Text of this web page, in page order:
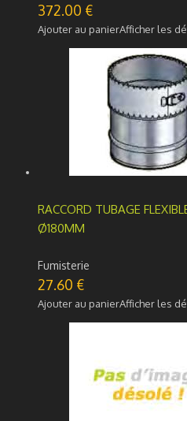
372.00 €
Ajouter au panierAfficher les
RACCORD TUBAGE
Ø180MM
Fumisterie
27.60 €
Ajouter au panierAfficher les